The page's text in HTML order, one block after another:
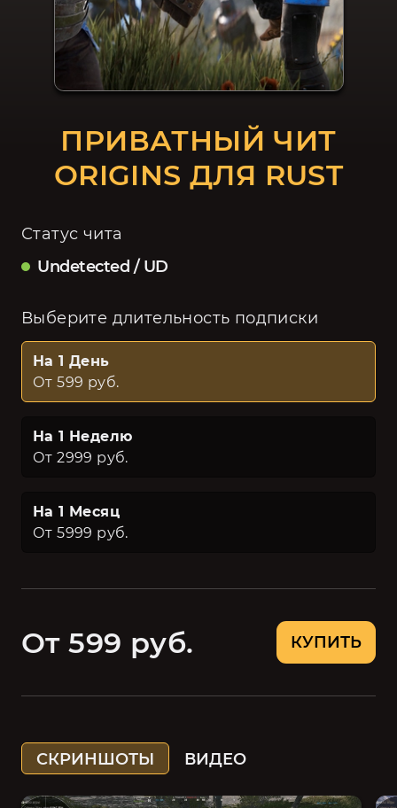
ПРИВАТНЫЙ ЧИТ
ORIGINS ДЛЯ RUST
Статус чита
Undetected / UD
Выберите длительность подписки
На 1 День
От 599 руб.
На 1 Неделю
От 2999 руб.
На 1 Месяц
От 5999 руб.
КУПИТЬ
От 599 руб.
СКРИНШОТЫ ВИДЕО